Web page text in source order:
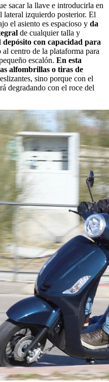
sacar la llave e introducirla en
lateral izquierdo posterior. El
el asiento es espacioso y da
de cualquier talla y
depósito con capacidad para
al centro de la plataforma para
escalón. En esta
alfombrillas o tiras de
sino porque con el
degradando con el roce del